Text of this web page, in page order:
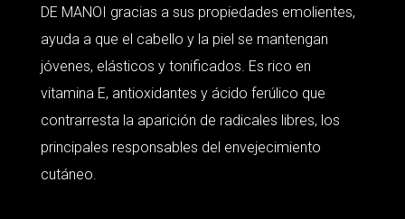
DE MANOI gracias a sus propiedades emolientes,
ayuda a que el cabello y la piel se mantengan
jóvenes, elásticos y tonificados. Es rico en
vitamina E, antioxidantes y ácido ferúlico que
contrarresta la aparición de radicales libres, los
principales responsables del envejecimiento
cutáneo.